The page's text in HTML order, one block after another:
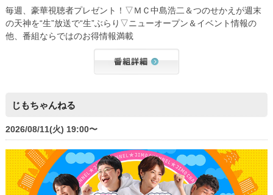
毎週、豪華視聴者プレゼント！▽ＭＣ中島浩二＆つのせかえが週末
の天神を“生”放送で“生”ぶらり▽ニューオープン＆イベント情報の
他、番組ならではのお得情報満載
じもちゃんねる
2026/08/11(火) 19:00〜